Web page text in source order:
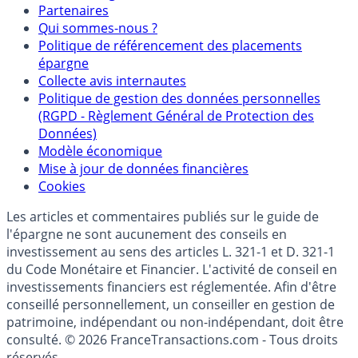
Mentions légales et Conditions d’utilisation
Partenaires
Qui sommes-nous ?
Politique de référencement des placements
épargne
Collecte avis internautes
Politique de gestion des données personnelles
(RGPD - Règlement Général de Protection des
Données)
Modèle économique
Cookies
Les articles et commentaires publiés sur le guide de
l'épargne ne sont aucunement des conseils en
investissement au sens des articles L. 321-1 et D. 321-1
du Code Monétaire et Financier. L'activité de conseil en
investissements financiers est réglementée. Afin d'être
conseillé personnellement, un conseiller en gestion de
patrimoine, indépendant ou non-indépendant, doit être